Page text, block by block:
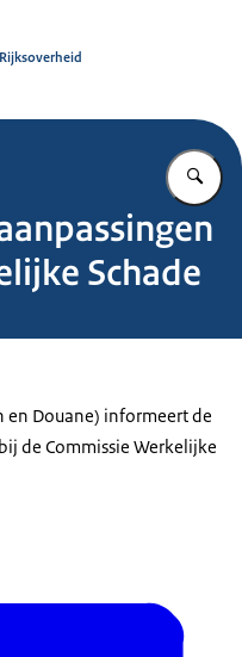
Rijksoverheid
Schade
en Douane) informeert de
de Commissie Werkelijke